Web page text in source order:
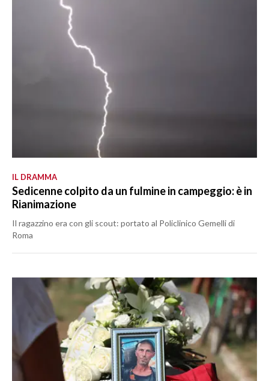
IL DRAMMA
Sedicenne colpito da un fulmine in campeggio: è in
Rianimazione
Il ragazzino era con gli scout: portato al Policlinico Gemelli di
Roma